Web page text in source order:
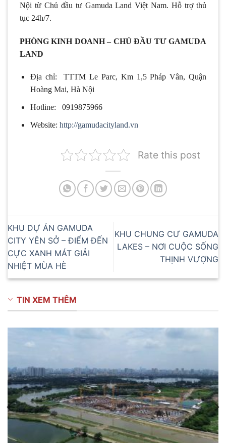
Nội từ Chủ đầu tư Gamuda Land Việt Nam. Hỗ trợ thủ
tục 24h/7.
PHÒNG KINH DOANH – CHỦ ĐẦU TƯ GAMUDA
LAND
Địa chỉ: TTTM Le Parc, Km 1,5 Pháp Vân, Quận
Hoàng Mai, Hà Nội
Hotline: 0919875966
Website: http://gamudacityland.vn
Rate this post
KHU DỰ ÁN GAMUDA
CITY YÊN SỞ – ĐIỂM ĐẾN
CỰC XANH MÁT GIẢI
NHIỆT MÙA HÈ
KHU CHUNG CƯ GAMUDA
LAKES – NƠI CUỘC SỐNG
THỊNH VƯỢNG
TIN XEM THÊM